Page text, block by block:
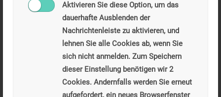
Aktivieren Sie diese Option, um das
dauerhafte Ausblenden der
Nachrichtenleiste zu aktivieren, und
lehnen Sie alle Cookies ab, wenn Sie
sich nicht anmelden. Zum Speichern
dieser Einstellung benötigen wir 2
Cookies. Andernfalls werden Sie erneut
aufgefordert, ein neues Browserfenster
Wenn Sie die im Kontaktformular eingegebenen Daten durch
Klick auf den nachfolgenden Button übersenden, erklären Sie
sich damit einverstanden, dass wir Ihre Angaben für die
Beantwortung Ihrer Anfrage bzw. Kontaktaufnahme
verwenden. Eine Weitergabe an Dritte findet grundsätzlich